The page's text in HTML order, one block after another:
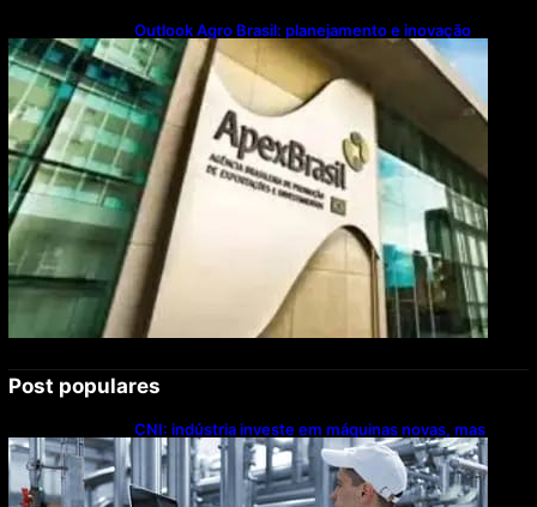
Outlook Agro Brasil: planejamento e inovação
pautam debates sobre futuro do agronegócio
Post populares
CNI: indústria investe em máquinas novas, mas
modernização tecnológica avança lentamente